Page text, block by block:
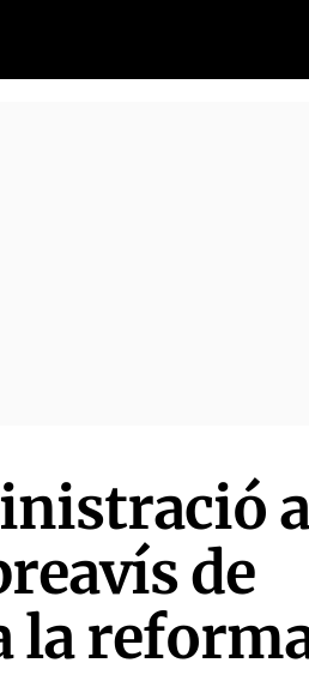
de
la